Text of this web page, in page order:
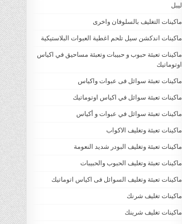
ليبل
ماكينات التغليف بالسلوفان واخرى
ماكينات اندكشن سيل تلحم اغطية العبوات البلاستيكية
ماكينات تعبئة حبوب و حبيبات وتعبئة مساحيق في اكياس
اوتوماتيك
ماكينات تعبئة سوائل فى عبوات واكياس
ماكينات تعبئة سوائل في اكياس اوتوماتيك
ماكينات تعبئة سوائل في عبوات و أكياس
ماكينات تعبئة وتغليف الاكواب
ماكينات تعبئة وتغليف البودر شديد النعومة
ماكينات تعبئة وتغليف الحبوب والحبيبات
ماكينات تعبئة وتغليف السوائل فى اكياس اتوماتيك
ماكينات تغليف شرنك
ماكينات تغليف شرينك